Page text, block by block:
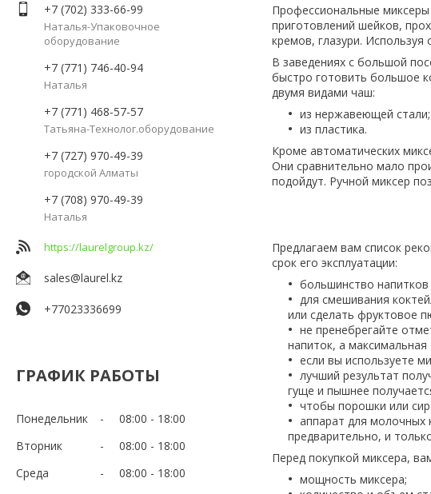
+7 (702) 333-66-99
Наталья-Упаковочное
оборудование
+7 (771) 746-40-94
Наталья
+7 (771) 468-57-57
Татьяна-Технолог.оборудование
+7 (727) 970-49-39
городской Алматы
+7 (708) 970-49-39
Наталья
https://laurelgroup.kz/
sales@laurel.kz
+77023336699
ГРАФИК РАБОТЫ
Понедельник 08:00
18:00
Вторник
08:00
18:00
Среда
08:00
18:00
Профессиональные
приготовлений шейков,
кремов, глазури.
В заведениях с большой
быстро готовить большое
двумя видами чаш:
из нержавеющей стали;
из пластика.
Кроме автоматических
Они сравнительно мало
подойдут. Ручной миксер
Предлагаем вам список
срок его эксплуатации:
большинство
для смешивания
или сделать фруктовое
не пренебрегайте
напиток, а
если вы используете
лучший результат
гуще и пышнее
чтобы порошки или
аппарат для молочных
предварительно, и
Перед покупкой миксера,
мощность миксера;